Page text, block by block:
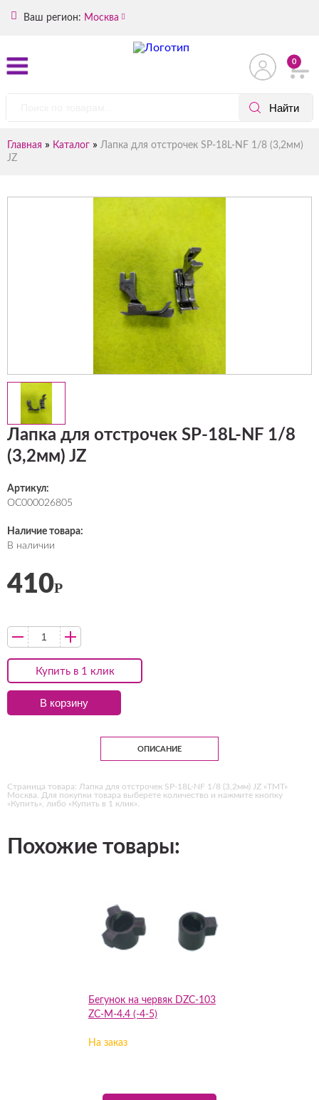
Ваш регион: Москва
0
Главная » Каталог » Лапка для отстрочек SP-18L-NF 1/8 (3,2мм)
JZ
Лапка для отстрочек SP-18L-NF 1/8
(3,2мм) JZ
Артикул:
ОС000026805
Наличие товара:
В наличии
Купить в 1 клик
410Р
В корзину
ОПИСАНИЕ
Страница товара: Лапка для отстрочек SP-18L-NF 1/8 (3,2мм) JZ «ТМТ»
Москва. Для покупки товара выберете количество и нажмите кнопку
«Купить», либо «Купить в 1 клик».
Похожие товары:
Бегунок на червяк DZC-103
ZC-M-4.4 (-4-5)
На заказ